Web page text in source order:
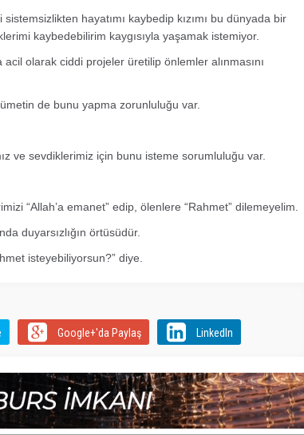
hayatımı kaybedip kızımı bu dünyada bir
kaybedebilirim kaygısıyla yaşamak istemiyor.
olarak ciddi projeler üretilip önlemler alınmasını
de bunu yapma zorunluluğu var.
ve sevdiklerimiz için bunu isteme sorumluluğu var.
“Allah’a emanet” edip, ölenlere “Rahmet” dilemeyelim.
duyarsızlığın örtüsüdür.
isteyebiliyorsun?” diye.
Google+'da Paylaş LinkedIn